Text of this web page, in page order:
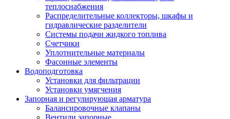
теплоснабжения
Распределительные коллекторы, шкафы и
гидравлические разделители
Системы подачи жидкого топлива
Счетчики
Уплотнительные материалы
Фасонные элементы
Водоподготовка
Установки для фильтрации
Установки умягчения
Запорная и регулирующая арматура
Балансировочные клапаны
Вентили запорные